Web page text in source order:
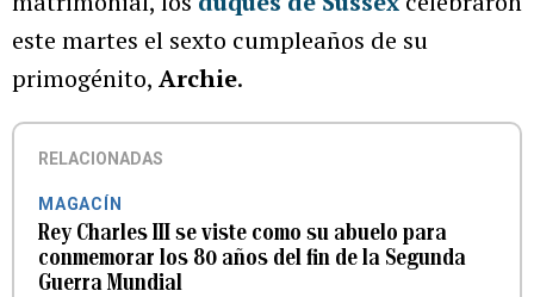
este martes el sexto cumpleaños de su
primogénito, Archie.
RELACIONADAS
MAGACÍN
Rey Charles III se viste como su abuelo para
conmemorar los 80 años del fin de la Segunda
Guerra Mundial